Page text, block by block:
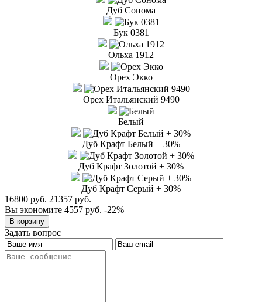
Дуб Сонома
Бук 0381
Ольха 1912
Орех Экко
Орех Итальянский 9490
Белый
Дуб Крафт Белый + 30%
Дуб Крафт Золотой + 30%
Дуб Крафт Серый + 30%
16800 руб. 21357 руб.
Вы экономите 4557 руб. -22%
Задать вопрос